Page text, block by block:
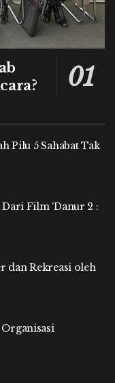
Pilu 5 Sahabat Tak
Film ‘Danur 2 :
dan Rekreasi oleh
Organisasi